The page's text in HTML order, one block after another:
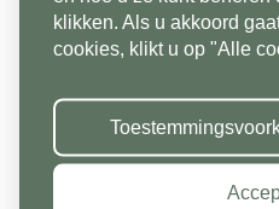
Graniet Split Rood 16-22 mm
klikken. Als u akkoord
cookies, klikt u op "Alle